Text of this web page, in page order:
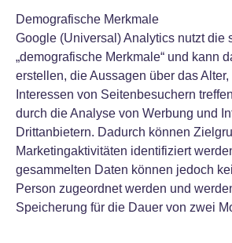
Demografische Merkmale
Google (Universal) Analytics nutzt die
„demografische Merkmale“ und kann
erstellen, die Aussagen über das
Interessen von Seitenbesuchern
durch die Analyse von Werbung und
Drittanbietern. Dadurch können
Marketingaktivitäten identifiziert
gesammelten Daten können jedoch
Person zugeordnet werden und
Speicherung für die Dauer von zwei